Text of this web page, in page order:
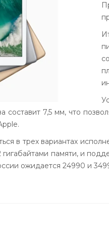
составит 7,5 мм, что
в трех вариантах
памяти, и
ожидается 24990 и